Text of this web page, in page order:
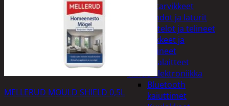
Puhelintarvikkeet
Johdot ja laturit
Kotelot ja telineet
Tv-tarvikkeet ja
seinätelineet
Varavirtalaitteet
Viihde-elektroniikka
Bluetooth
kaiuttimet
MELLERUD MOULD SHIELD 0,5L